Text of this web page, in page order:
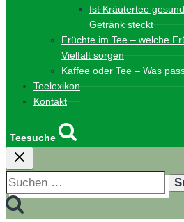
Ist Kräutertee
Getränk steckt
Früchte im Tee – welche
Vielfalt sorgen
Kaffee oder Tee – Was
Teelexikon
Kontakt
Teesuche
Suchen
nach: